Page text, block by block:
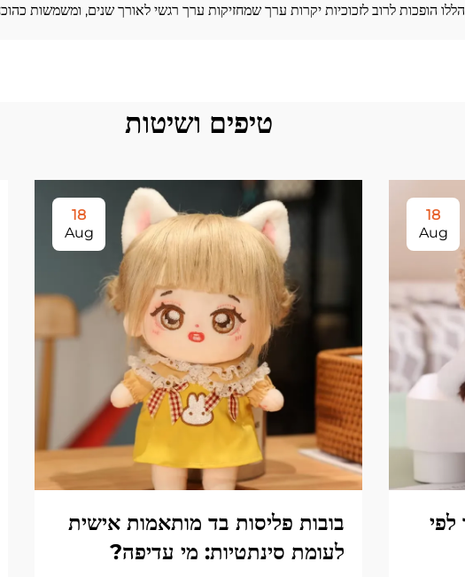
הופכות לרוב לזכוכיות יקרות ערך שמחזיקות ערך רגשי לאורך שנים, ומשמשות
טיפים ושיטות
18
Aug
לפי
18
Aug
בובות פליסות בד מותאמות אישית
לעומת סינתטיות: מי עדיפה?